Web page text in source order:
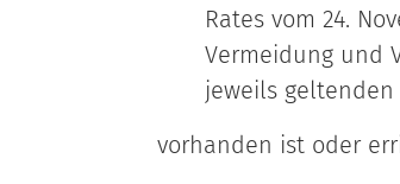
Rates vom 24.
Vermeidung und
jeweils geltenden
vorhanden ist oder